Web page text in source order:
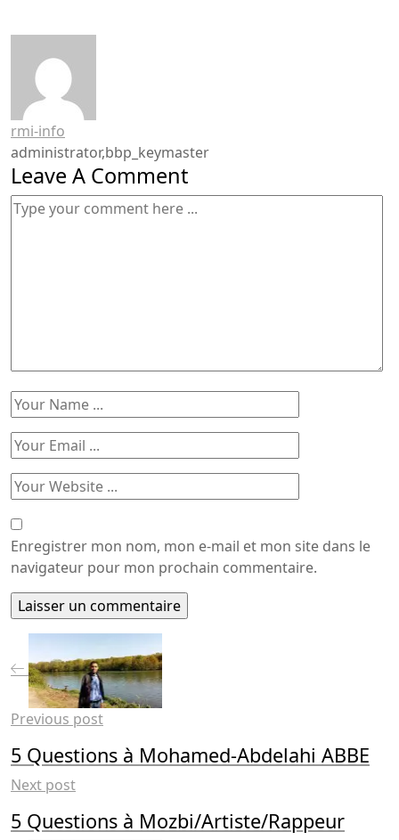
rmi-info
administrator,bbp_keymaster
Leave A Comment
Enregistrer mon nom, mon e-mail et mon site dans le
navigateur pour mon prochain commentaire.
Previous post
5 Questions à Mohamed-Abdelahi ABBE
Next post
5 Questions à Mozbi/Artiste/Rappeur